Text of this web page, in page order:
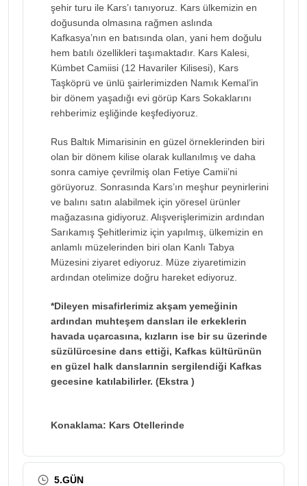
şehir turu ile Kars’ı tanıyoruz. Kars ülkemizin en
doğusunda olmasına rağmen aslında
Kafkasya’nın en batısında olan, yani hem doğulu
hem batılı özellikleri taşımaktadır. Kars Kalesi,
Kümbet Camiisi (12 Havariler Kilisesi), Kars
Taşköprü ve ünlü şairlerimizden Namık Kemal’in
bir dönem yaşadığı evi görüp Kars Sokaklarını
rehberimiz eşliğinde keşfediyoruz.
Rus Baltık Mimarisinin en güzel örneklerinden biri
olan bir dönem kilise olarak kullanılmış ve daha
sonra camiye çevrilmiş olan Fetiye Camii’ni
görüyoruz. Sonrasında Kars’ın meşhur peynirlerini
ve balını satın alabilmek için yöresel ürünler
mağazasına gidiyoruz. Alışverişlerimizin ardından
Sarıkamış Şehitlerimiz için yapılmış, ülkemizin en
anlamlı müzelerinden biri olan Kanlı Tabya
Müzesini ziyaret ediyoruz. Müze ziyaretimizin
ardından otelimize doğru hareket ediyoruz.
*Dileyen misafirlerimiz akşam yemeğinin
ardından muhteşem dansları ile erkeklerin
havada uçarcasına, kızların ise bir su üzerinde
süzülürcesine dans ettiği, Kafkas kültürünün
en güzel halk danslarınin sergilendiği Kafkas
gecesine katılabilirler. (Ekstra )
Konaklama: Kars Otellerinde
5.GÜN